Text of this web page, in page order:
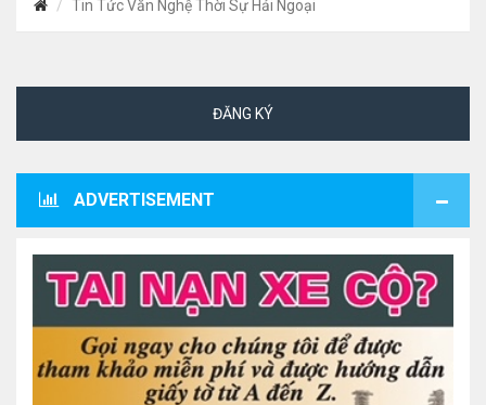
Tin Tức Văn Nghệ Thời Sự Hải Ngoại
ĐĂNG KÝ
ADVERTISEMENT